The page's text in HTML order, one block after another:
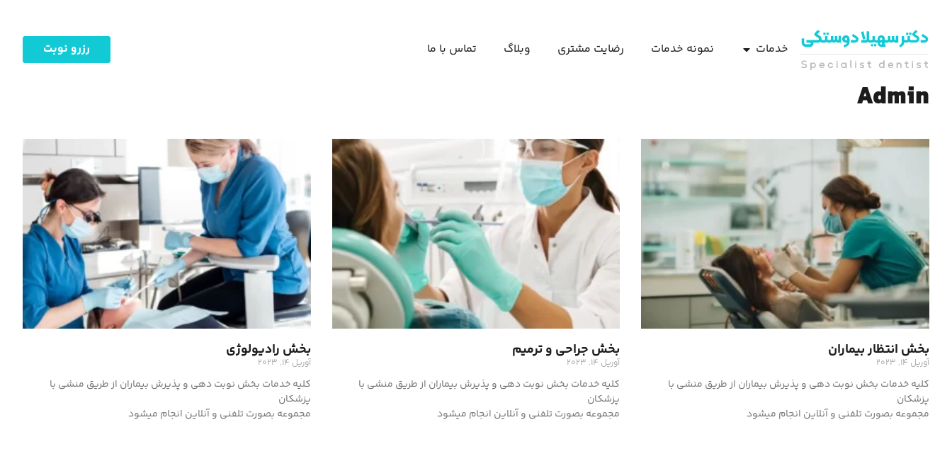
خدمات نمونه خدمات رضایت مشتری وبلاگ تماس با ما رزرو نوبت
Admin
بخش انتظار بیماران
آوریل 14, 2023
کلیه خدمات بخش نوبت دهی و پذیرش بیماران از طریق منشی با
پزشکان
مجموعه بصورت تلفنی و آنلاین انجام میشود
بخش جراحی و ترمیم
آوریل 14, 2023
کلیه خدمات بخش نوبت دهی و پذیرش بیماران از طریق منشی با
پزشکان
مجموعه بصورت تلفنی و آنلاین انجام میشود
بخش رادیولوژی
آوریل 14, 2023
کلیه خدمات بخش نوبت دهی و پذیرش بیماران از طریق منشی با
پزشکان
مجموعه بصورت تلفنی و آنلاین انجام میشود